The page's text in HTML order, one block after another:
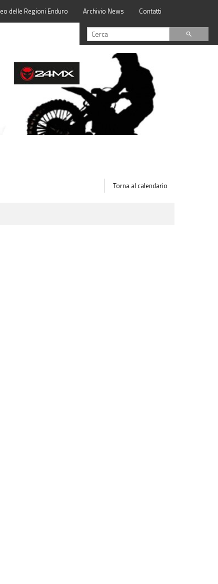
delle Regioni Enduro Archivio News Contatti
search
Torna al calendario